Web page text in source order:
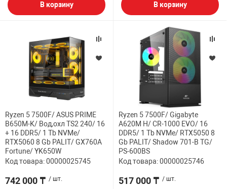
В корзину В корзину
Ryzen 5 7500F/ ASUS PRIME
B650M-K/ Вод,охл TS2 240/ 16
+ 16 DDR5/ 1 Tb NVMe/
RTX5060 8 Gb PALIT/ GX760A
Fortune/ YK650W
Код товара: 00000025745
742 000 ₸ / шт.
Ryzen 5 7500F/ Gigabyte
A620M H/ CR-1000 EVO/ 16
DDR5/ 1 Tb NVMe/ RTX5050 8
Gb PALIT/ Shadow 701-B TG/
PS-600BS
Код товара: 00000025746
517 000 ₸ / шт.